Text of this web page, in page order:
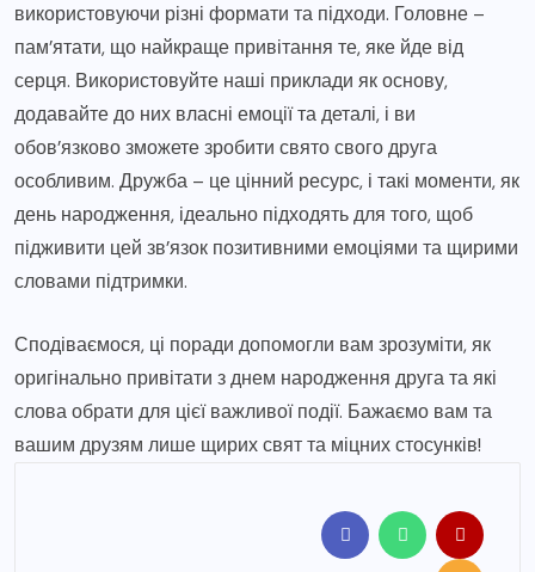
використовуючи різні формати та підходи. Головне –
пам’ятати, що найкраще привітання те, яке йде від
серця. Використовуйте наші приклади як основу,
додавайте до них власні емоції та деталі, і ви
обов’язково зможете зробити свято свого друга
особливим. Дружба – це цінний ресурс, і такі моменти, як
день народження, ідеально підходять для того, щоб
підживити цей зв’язок позитивними емоціями та щирими
словами підтримки.
Сподіваємося, ці поради допомогли вам зрозуміти, як
оригінально привітати з днем народження друга та які
слова обрати для цієї важливої події. Бажаємо вам та
вашим друзям лише щирих свят та міцних стосунків!